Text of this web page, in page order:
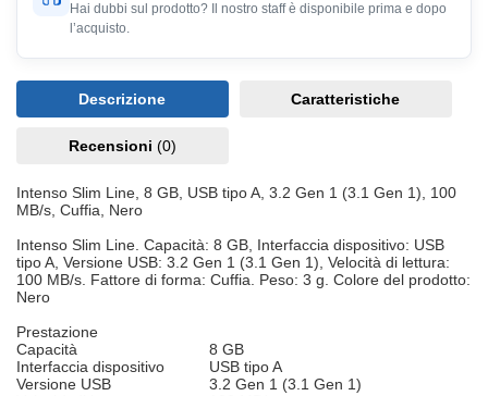
Hai dubbi sul prodotto? Il nostro staff è disponibile prima e dopo
l’acquisto.
Descrizione Caratteristiche
Recensioni (0)
Intenso Slim Line, 8 GB, USB tipo A, 3.2 Gen 1 (3.1 Gen 1), 100
MB/s, Cuffia, Nero
Intenso Slim Line. Capacità: 8 GB, Interfaccia dispositivo: USB
tipo A, Versione USB: 3.2 Gen 1 (3.1 Gen 1), Velocità di lettura:
100 MB/s. Fattore di forma: Cuffia. Peso: 3 g. Colore del prodotto:
Nero
Prestazione
Capacità
8 GB
Interfaccia dispositivo
USB tipo A
Versione USB
3.2 Gen 1 (3.1 Gen 1)